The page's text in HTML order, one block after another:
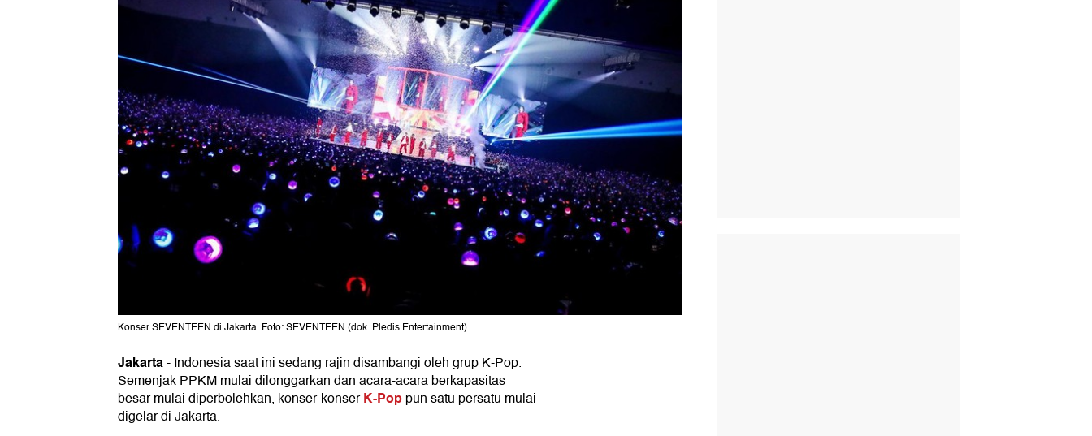
Konser SEVENTEEN di Jakarta. Foto: SEVENTEEN (dok. Pledis Entertainment)
Jakarta-Indonesia saat ini sedang rajin disambangi oleh grup K-Pop.
Semenjak PPKM mulai dilonggarkan dan acara-acara berkapasitas
besar mulai diperbolehkan, konser-konserK-Poppun satu persatu mulai
digelar di Jakarta.